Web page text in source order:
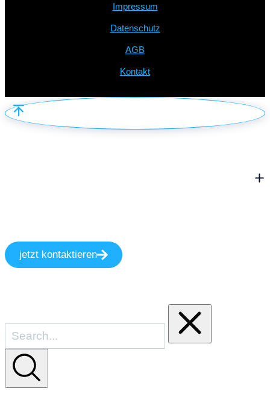
Impressum
Datenschutz
AGB
Kontakt
jetzt kontaktieren